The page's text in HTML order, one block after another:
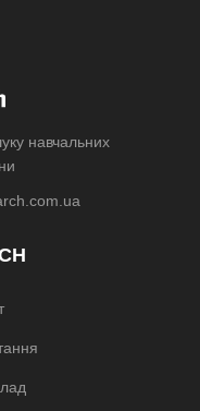
навчальних